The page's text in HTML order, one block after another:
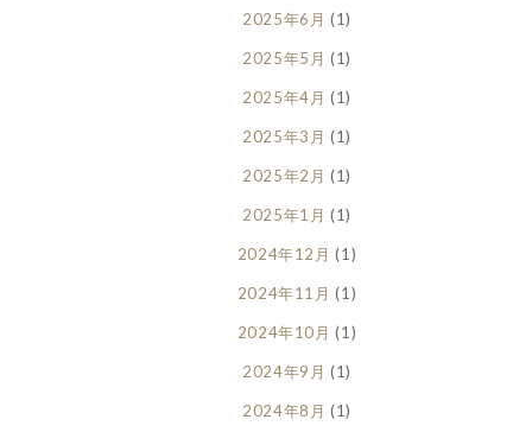
2025年6月 (1)
2025年5月 (1)
2025年4月 (1)
2025年3月 (1)
2025年2月 (1)
2025年1月 (1)
2024年12月 (1)
2024年11月 (1)
2024年10月 (1)
2024年9月 (1)
2024年8月 (1)